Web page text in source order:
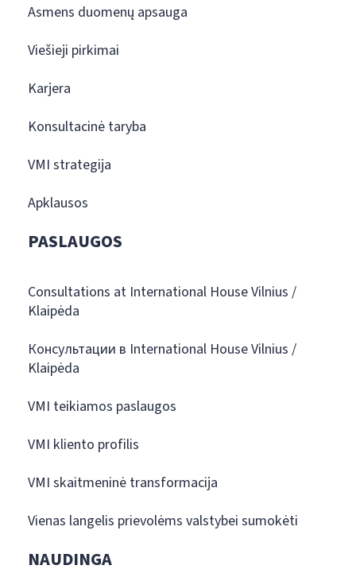
Asmens duomenų apsauga
Viešieji pirkimai
Karjera
Konsultacinė taryba
VMI strategija
Apklausos
PASLAUGOS
Consultations at International House Vilnius /
Klaipėda
Консультации в International House Vilnius /
Klaipėda
VMI teikiamos paslaugos
VMI kliento profilis
VMI skaitmeninė transformacija
Vienas langelis prievolėms valstybei sumokėti
NAUDINGA